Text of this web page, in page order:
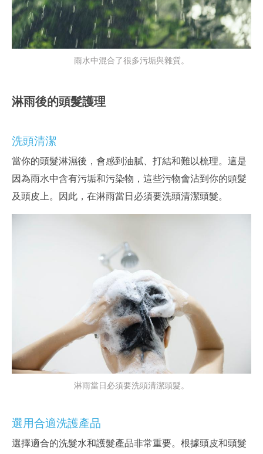
雨水中混合了很多污垢與雜質。
淋雨後的頭髮護理
洗頭清潔
當你的頭髮淋濕後，會感到油膩、打結和難以梳理。這是
因為雨水中含有污垢和污染物，這些污物會沾到你的頭髮
及頭皮上。因此，在淋雨當日必須要洗頭清潔頭髮。
淋雨當日必須要洗頭清潔頭髮。
選用合適洗護產品
選擇適合的洗髮水和護髮產品非常重要。根據頭皮和頭髮